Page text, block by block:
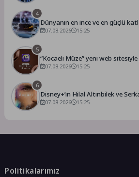
4
Dünyanın en ince ve en güçlü katlanabilir
HONOR Magic V6 Türkiye’de
07.08.2026 15:25
5
“Kocaeli Müze” yeni web sitesiyle
07.08.2026 15:25
6
Disney+’ın Hilal Altınbilek ve
Başrollerinde Yer Aldığı “Öngörü”
07.08.2026 15:25
Politikalarımız